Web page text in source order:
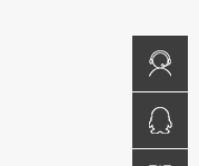
免费咨询
QQ咨询